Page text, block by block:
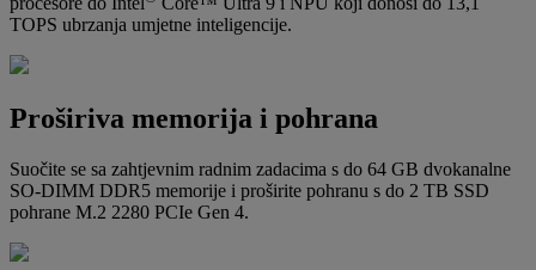
TOPS ubrzanja umjetne inteligencije.
Proširiva memorija i pohrana
Suočite se sa zahtjevnim radnim zadacima s do 64 GB dvokanalne
SO-DIMM DDR5 memorije i proširite pohranu s do 2 TB SSD
pohrane M.2 2280 PCIe Gen 4.